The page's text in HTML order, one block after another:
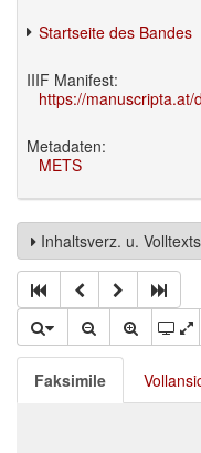
Startseite des Bandes
IIIF Manifest:
https://manuscripta.at/
Metadaten:
METS
Inhaltsverz. u.
Faksimile